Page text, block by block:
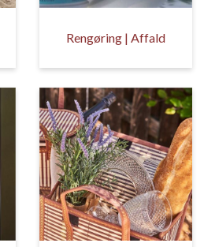
Rengøring | Affald